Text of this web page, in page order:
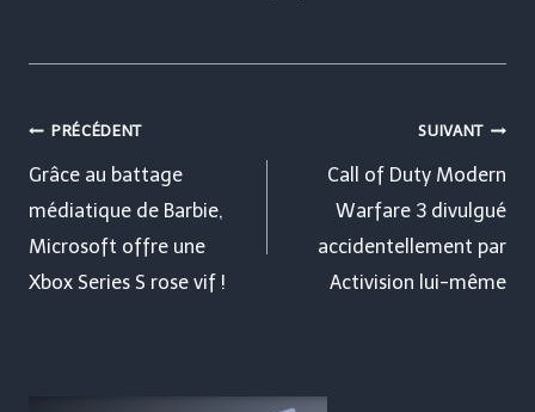
Navigation
de
l’article
PRÉCÉDENT
Grâce au battage
médiatique de Barbie,
Microsoft offre une
Xbox Series S rose vif !
SUIVANT
Call of Duty Modern
Warfare 3 divulgué
accidentellement par
Activision lui-même